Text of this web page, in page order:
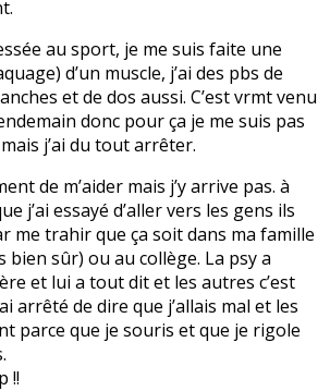
au sport, je me suis faite une
d’un muscle, j’ai des pbs de
et de dos aussi. C’est vrmt venu
donc pour ça je me suis pas
j’ai du tout arrêter.
de m’aider mais j’y arrive pas. à
j’ai essayé d’aller vers les gens ils
me trahir que ça soit dans ma famille
bien sûr) ou au collège. La psy a
et lui a tout dit et les autres c’est
arrêté de dire que j’allais mal et les
parce que je souris et que je rigole
!!